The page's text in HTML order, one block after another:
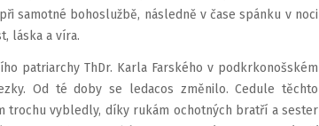
samotné bohoslužbě, následně v čase spánku v noci
láska a víra.
patriarchy ThDr. Karla Farského v podkrkonošském
Od té doby se ledacos změnilo. Cedule těchto
trochu vybledly, díky rukám ochotných bratří a sester